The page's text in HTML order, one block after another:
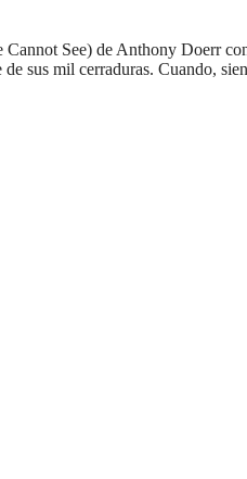
See) de Anthony Doerr
de sus mil cerraduras. Cuando,